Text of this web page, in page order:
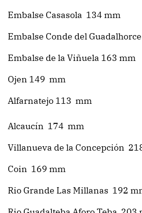
Embalse Casasola 134 mm
Embalse Conde del
Embalse de la Viñuela 163 mm
Ojen 149 mm
Alfarnatejo 113 mm
Alcaucín 174 mm
Villanueva de la Concepción
Coin 169 mm
Rio Grande Las Millanas 192